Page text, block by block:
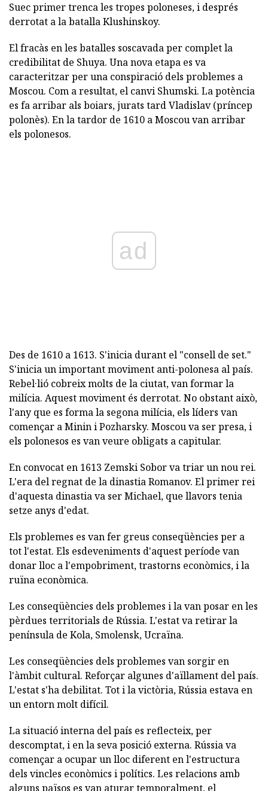
Suec primer trenca les tropes poloneses, i després
derrotat a la batalla Klushinskoy.
El fracàs en les batalles soscavada per complet la
credibilitat de Shuya. Una nova etapa es va
caracteritzar per una conspiració dels problemes a
Moscou. Com a resultat, el canvi Shumski. La potència
es fa arribar als boiars, jurats tard Vladislav (príncep
polonès). En la tardor de 1610 a Moscou van arribar
els polonesos.
ad
Des de 1610 a 1613. S'inicia durant el "consell de set."
S'inicia un important moviment anti-polonesa al país.
Rebel·lió cobreix molts de la ciutat, van formar la
milícia. Aquest moviment és derrotat. No obstant això,
l'any que es forma la segona milícia, els líders van
començar a Minin i Pozharsky. Moscou va ser presa, i
els polonesos es van veure obligats a capitular.
En convocat en 1613 Zemski Sobor va triar un nou rei.
L'era del regnat de la dinastia Romanov. El primer rei
d'aquesta dinastia va ser Michael, que llavors tenia
setze anys d'edat.
Els problemes es van fer greus conseqüències per a
tot l'estat. Els esdeveniments d'aquest període van
donar lloc a l'empobriment, trastorns econòmics, i la
ruïna econòmica.
Les conseqüències dels problemes i la van posar en les
pèrdues territorials de Rússia. L'estat va retirar la
península de Kola, Smolensk, Ucraïna.
Les conseqüències dels problemes van sorgir en
l'àmbit cultural. Reforçar algunes d'aïllament del país.
L'estat s'ha debilitat. Tot i la victòria, Rússia estava en
un entorn molt difícil.
La situació interna del país es reflecteix, per
descomptat, i en la seva posició externa. Rússia va
començar a ocupar un lloc diferent en l'estructura
dels vincles econòmics i polítics. Les relacions amb
alguns països es van aturar temporalment, el